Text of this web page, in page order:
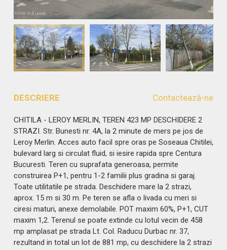
DESCRIERE Contactează-ne
CHITILA - LEROY MERLIN, TEREN 423 MP DESCHIDERE 2
STRAZI. Str. Bunesti nr. 4A, la 2 minute de mers pe jos de
Leroy Merlin. Acces auto facil spre oras pe Soseaua Chitilei,
bulevard larg si circulat fluid, si iesire rapida spre Centura
Bucuresti. Teren cu suprafata generoasa, permite
construirea P+1, pentru 1-2 familii plus gradina si garaj.
Toate utilitatile pe strada. Deschidere mare la 2 strazi,
aprox. 15 m si 30 m. Pe teren se afla o livada cu meri si
ciresi maturi, anexe demolabile. POT maxim 60%, P+1, CUT
maxim 1,2. Terenul se poate extinde cu lotul vecin de 458
mp amplasat pe strada Lt. Col. Raducu Durbac nr. 37,
rezultand in total un lot de 881 mp, cu deschidere la 2 strazi